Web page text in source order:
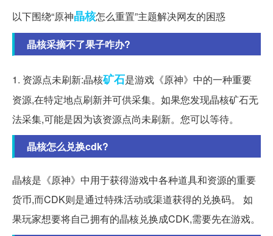
以下围绕“原神晶核怎么重置”主题解决网友的困惑
晶核采摘不了果子咋办?
1. 资源点未刷新:晶核矿石是游戏《原神》中的一种重要
资源,在特定地点刷新并可供采集。如果您发现晶核矿石无
法采集,可能是因为该资源点尚未刷新。您可以等待。
晶核怎么兑换cdk?
晶核是《原神》中用于获得游戏中各种道具和资源的重要
货币,而CDK则是通过特殊活动或渠道获得的兑换码。 如
果玩家想要将自己拥有的晶核兑换成CDK,需要先在游戏。